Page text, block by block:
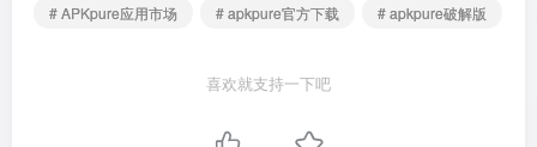
# APKpure应用市场
# apkpure官方下载 # apkpure破解版
喜欢就支持一下吧